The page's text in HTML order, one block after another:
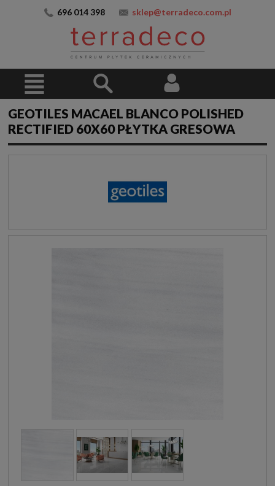
696 014 398 sklep@terradeco.com.pl
GEOTILES MACAEL BLANCO POLISHED
RECTIFIED 60X60 PŁYTKA GRESOWA